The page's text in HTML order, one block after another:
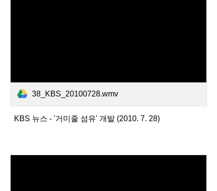
38_KBS_20100728.wmv
KBS 뉴스 - '거미줄 섬유' 개발 (2010. 7. 28)